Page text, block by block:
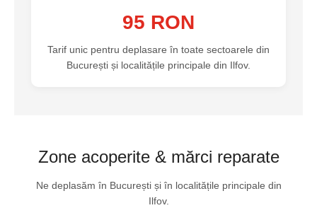
95 RON
Tarif unic pentru deplasare în toate sectoarele din
București și localitățile principale din Ilfov.
Zone acoperite & mărci reparate
Ne deplasăm în București și în localitățile principale din
Ilfov.